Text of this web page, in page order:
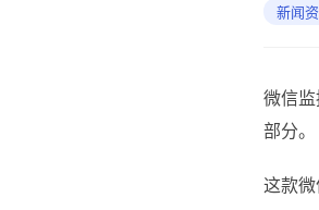
新闻
微信
部分。
这款